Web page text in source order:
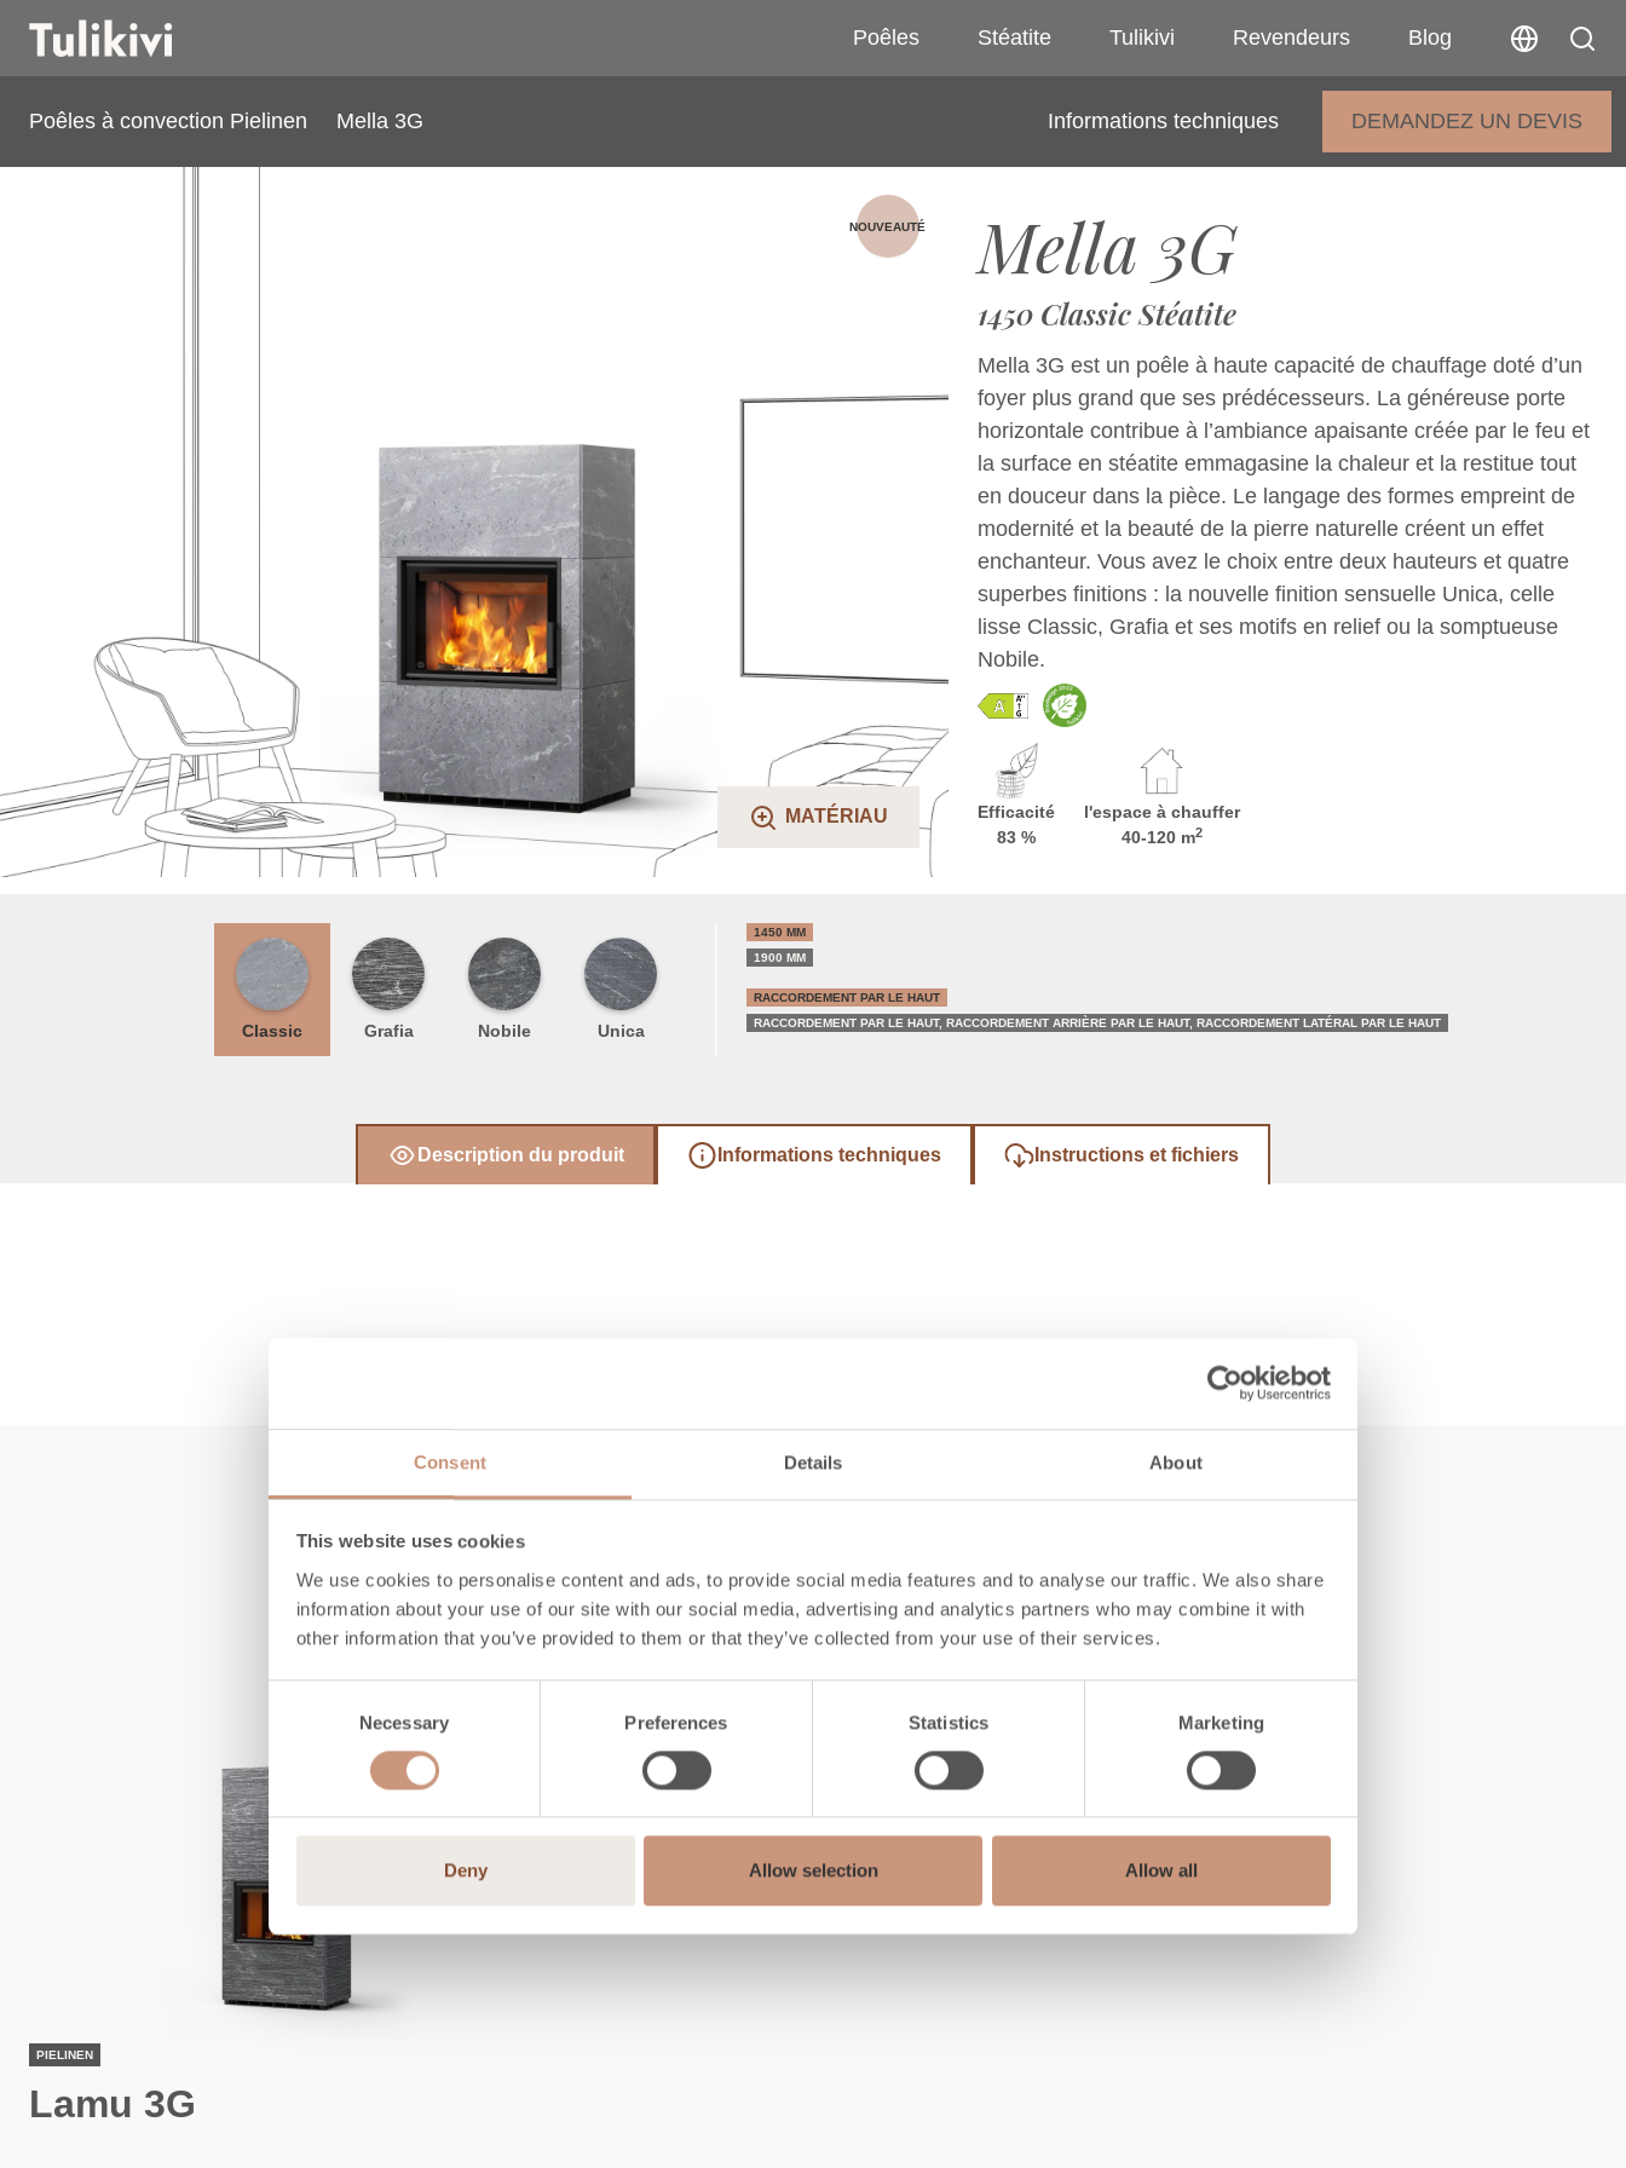
Consent Details About
This website uses cookies
We use cookies to personalise content and ads, to provide social media features and to analyse our traffic. We also share
information about your use of our site with our social media, advertising and analytics partners who may combine it with
other information that you’ve provided to them or that they’ve collected from your use of their services.
Necessary Preferences Statistics Marketing
Deny Allow selection Allow all
Poêles Stéatite Tulikivi Revendeurs Blog
Poêles à convection Pielinen Mella 3G Informations techniques DEMANDEZ UN DEVIS
NOUVEAUTÉ
MATÉRIAU
Mella 3G
1450 Classic Stéatite
Mella 3G est un poêle à haute capacité de chauffage doté d’un
foyer plus grand que ses prédécesseurs. La généreuse porte
horizontale contribue à l’ambiance apaisante créée par le feu et
la surface en stéatite emmagasine la chaleur et la restitue tout
en douceur dans la pièce. Le langage des formes empreint de
modernité et la beauté de la pierre naturelle créent un effet
enchanteur. Vous avez le choix entre deux hauteurs et quatre
superbes finitions : la nouvelle finition sensuelle Unica, celle
lisse Classic, Grafia et ses motifs en relief ou la somptueuse
Nobile.
Efficacité
83 %
l'espace à chauffer
40-120 m2
Classic Grafia Nobile Unica
1450 MM
1900 MM
RACCORDEMENT PAR LE HAUT
RACCORDEMENT PAR LE HAUT, RACCORDEMENT ARRIÈRE PAR LE HAUT, RACCORDEMENT LATÉRAL PAR LE HAUT
Description du produit Informations techniques Instructions et fichiers
Découvrez aussi
PIELINEN
Lamu 3G